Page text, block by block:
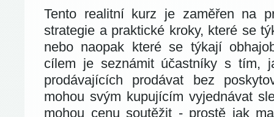
Tento realitní kurz je zaměřen na
strategie a praktické kroky, které se
nebo naopak které se týkají
cílem je seznámit účastníky s tím,
prodávajících prodávat bez
mohou svým kupujícím vyjednávat
mohou cenu soutěžit - prostě jak